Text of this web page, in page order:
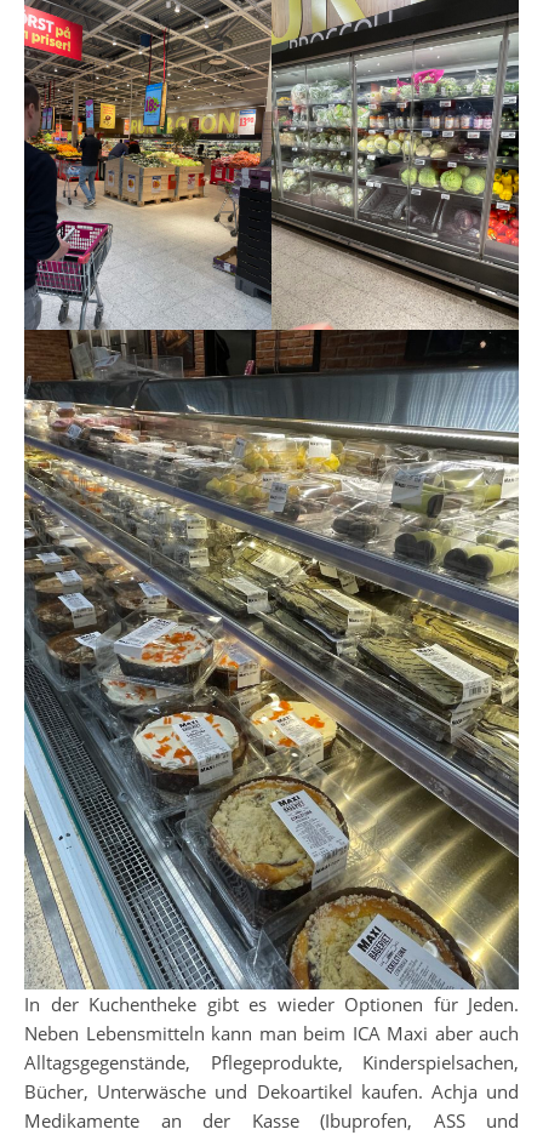
In der Kuchentheke gibt es wieder Optionen für Jeden.
Neben Lebensmitteln kann man beim ICA Maxi aber auch
Alltagsgegenstände, Pflegeprodukte, Kinderspielsachen,
Bücher, Unterwäsche und Dekoartikel kaufen. Achja und
Medikamente an der Kasse (Ibuprofen, ASS und